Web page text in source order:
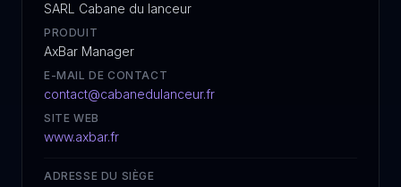
SARL Cabane du lanceur
PRODUIT
AxBar Manager
E-MAIL DE CONTACT
contact@cabanedulanceur.fr
SITE WEB
www.axbar.fr
ADRESSE DU SIÈGE